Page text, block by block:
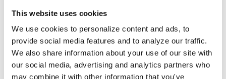
This website uses cookies
We use cookies to personalize content and ads, to
provide social media features and to analyze our traffic.
We also share information about your use of our site with
our social media, advertising and analytics partners who
may combine it with other information that you've
hecho, siempre nos esforzamos por conocer mejor a
nuestros miembros y clientes para poder entregarles los
mejores productos y experiencias. Podemos utilizar tus
datos para personalizar tu experiencia en nuestro(s)
sitio(s) web y, en ocasiones, para personalizar los